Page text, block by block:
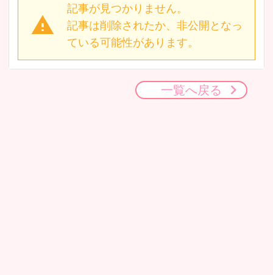
記事が見つかりません。
記事は削除されたか、非公開となっ
ている可能性があります。
一覧へ戻る